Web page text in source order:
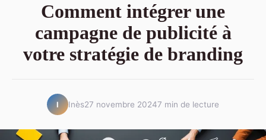
Comment intégrer une
campagne de publicité à
votre stratégie de branding
I Inès27 novembre 20247 min de lecture